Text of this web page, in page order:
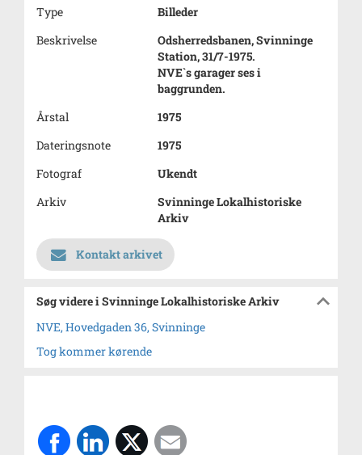
Type
Billeder
Beskrivelse
Odsherredsbanen, Svinninge
Station, 31/7-1975.
NVE`s garager ses i
baggrunden.
Årstal
1975
Dateringsnote
1975
Fotograf
Ukendt
Arkiv
Svinninge Lokalhistoriske
Arkiv
Kontakt arkivet
Søg videre i Svinninge Lokalhistoriske Arkiv
NVE, Hovedgaden 36, Svinninge
Tog kommer kørende